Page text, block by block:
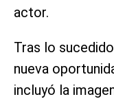
actor.
Tras lo
nueva
incluyó la